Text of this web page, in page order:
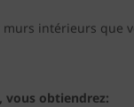
murs intérieurs que
vous obtiendrez: